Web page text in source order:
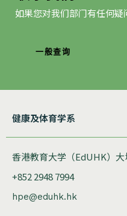
如果您对我们部门有任何疑
一般查询
健康及体育学系
香港教育大学（EdUHK）大
+852 2948 7994
hpe@eduhk.hk